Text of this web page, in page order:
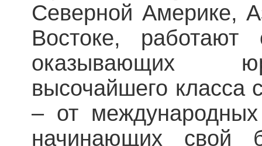
Северной Америке,
Востоке,
оказывающих
высочайшего
– от
начинающих свой